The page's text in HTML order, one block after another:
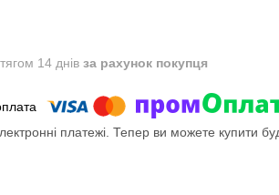
14 днів за рахунок покупця
платежі. Тепер ви можете купити